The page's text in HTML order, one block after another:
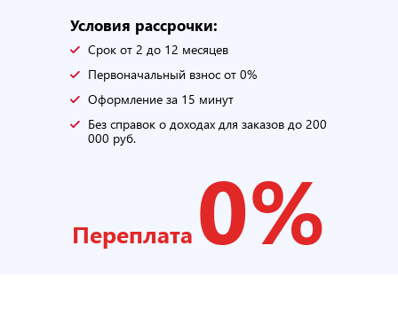
Условия рассрочки:
Срок от 2 до 12 месяцев
Первоначальный взнос от 0%
Оформление за 15 минут
Без справок о доходах для заказов до 200
000 руб.
Переплата 0%